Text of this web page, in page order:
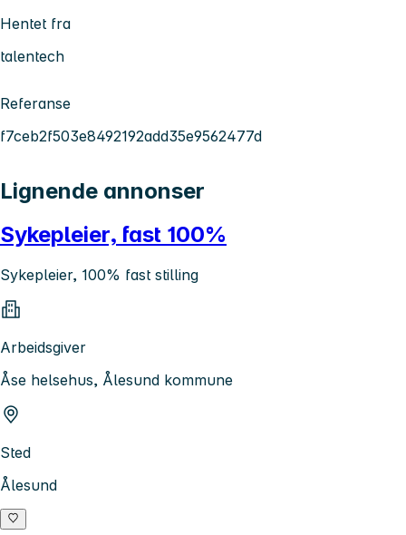
Hentet fra
talentech
Referanse
f7ceb2f503e8492192add35e9562477d
Lignende annonser
Sykepleier, fast 100%
Sykepleier, 100% fast stilling
Arbeidsgiver
Åse helsehus, Ålesund kommune
Sted
Ålesund